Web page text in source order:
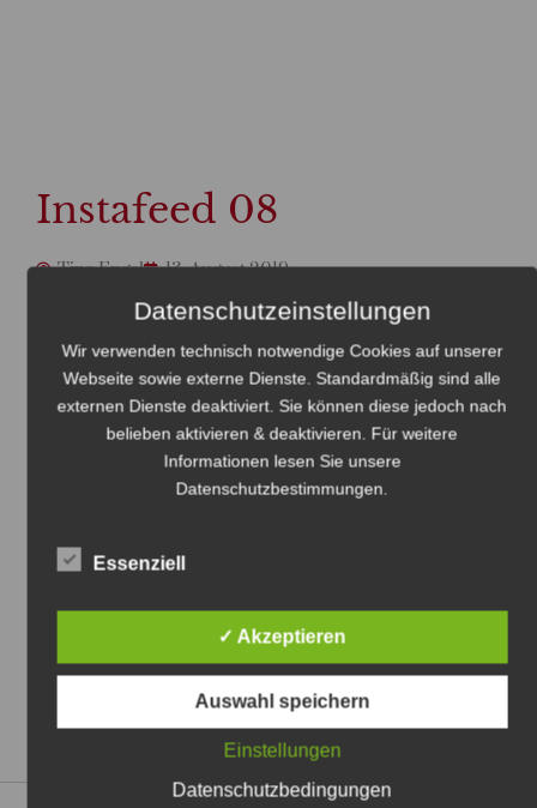
Instafeed 08
Tina Engel 13. August 2019
Datenschutzeinstellungen
Wir verwenden technisch notwendige Cookies auf unserer
Webseite sowie externe Dienste. Standardmäßig sind alle
externen Dienste deaktiviert. Sie können diese jedoch nach
belieben aktivieren & deaktivieren. Für weitere
Informationen lesen Sie unsere
Datenschutzbestimmungen.
Essenziell
✓ Akzeptieren
Auswahl speichern
Einstellungen
Datenschutzbedingungen